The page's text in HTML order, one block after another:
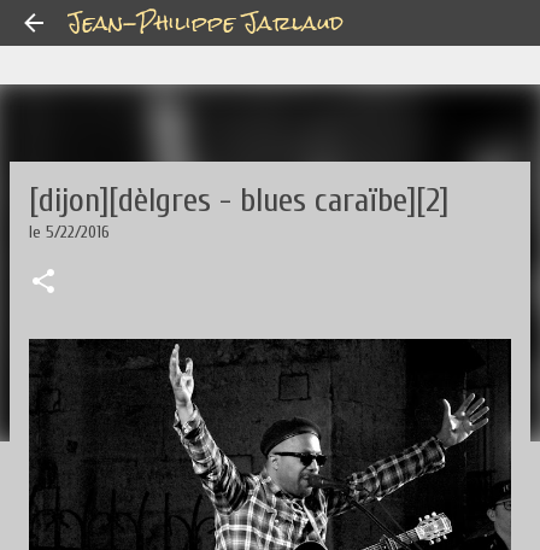
Accéder au contenu principal
Jean-Philippe Jarlaud
[dijon][dèlgres - blues caraïbe][2]
le 5/22/2016